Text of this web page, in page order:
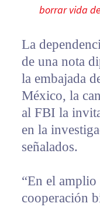
borrar vida
La
de una nota
la embajada
México, la
al FBI la
en la
señalados.
“En el
cooperación